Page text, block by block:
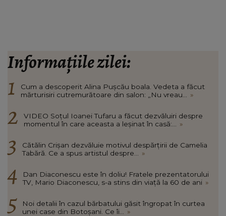
Informațiile zilei:
Cum a descoperit Alina Pușcău boala. Vedeta a făcut
mărturisiri cutremurătoare din salon: „Nu vreau...
»
VIDEO Soțul Ioanei Tufaru a făcut dezvăluiri despre
momentul în care aceasta a leșinat în casă:...
»
Cătălin Crișan dezvăluie motivul despărțirii de Camelia
Tabără. Ce a spus artistul despre...
»
Dan Diaconescu este în doliu! Fratele prezentatorului
TV, Mario Diaconescu, s-a stins din viață la 60 de ani »
Noi detalii în cazul bărbatului găsit îngropat în curtea
unei case din Botoșani. Ce îi...
»